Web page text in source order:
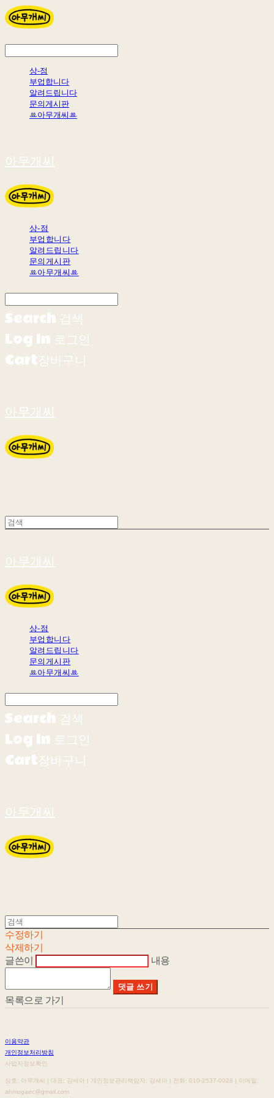
상-점
부업합니다
알려드립니다
문의게시판
ꔛ아무개씨ꔛ
아무개씨
상-점
부업합니다
알려드립니다
문의게시판
ꔛ아무개씨ꔛ
Search 검색
Log In 로그인
Cart장바구니
아무개씨
아무개씨
상-점
부업합니다
알려드립니다
문의게시판
ꔛ아무개씨ꔛ
Search 검색
Log In 로그인
Cart장바구니
아무개씨
수정하기
삭제하기
글쓴이
내용
댓글 쓰기
목록으로 가기
이용약관
개인정보처리방침
사업자정보확인
상호: 아무개씨 | 대표: 강세아 | 개인정보관리책임자: 강세아 | 전화: 010-2537-0028 | 이메일:
ahmugaec@gmail.com